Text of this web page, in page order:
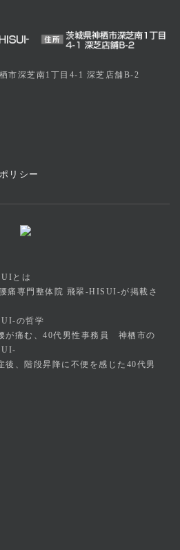
市深芝南1丁目4-1 深芝店舗B-2
リシー
とは
痛専門整体院 飛翠-HISUI-が掲載さ
の哲学
が痛む、40代男性事務員 神栖市の
後、階段昇降に不便を感じた40代男